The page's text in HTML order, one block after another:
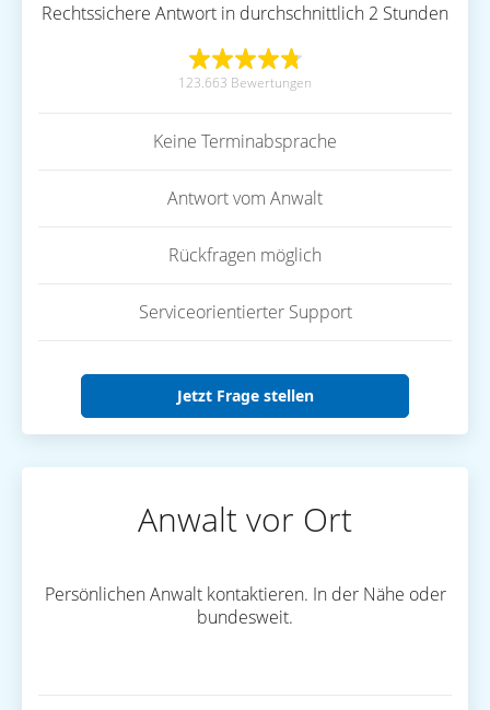
Rechtssichere Antwort in durchschnittlich 2 Stunden
123.663 Bewertungen
Keine Terminabsprache
Antwort vom Anwalt
Rückfragen möglich
Serviceorientierter Support
Jetzt Frage stellen
Anwalt vor Ort
Persönlichen Anwalt kontaktieren. In der Nähe oder
bundesweit.